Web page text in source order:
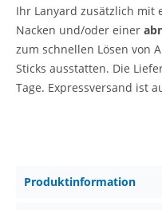
Ihr Lanyard zusätzlich mit
Nacken und/oder einer
zum schnellen Lösen von
Sticks ausstatten. Die
Tage. Expressversand ist
Produktinformation